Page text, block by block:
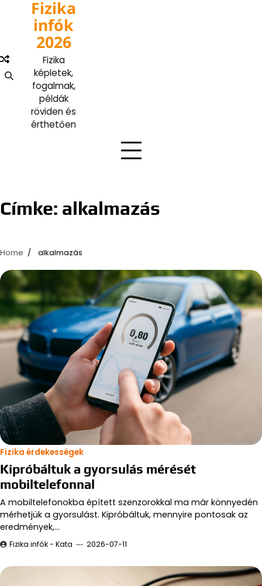
content
Fizika
infók
2026
Fizika
képletek,
fogalmak,
példák
röviden és
érthetően
Címke: alkalmazás
Home alkalmazás
Fizika érdekességek
Kipróbáltuk a gyorsulás mérését
mobiltelefonnal
A mobiltelefonokba épített szenzorokkal ma már könnyedén
mérhetjük a gyorsulást. Kipróbáltuk, mennyire pontosak az
eredmények,…
Fizika infók - Kata 2026-07-11